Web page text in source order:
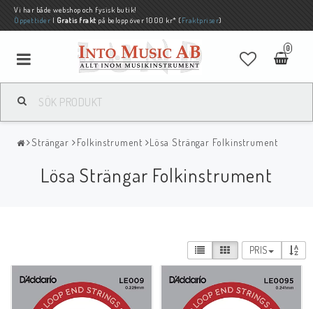
Vi har både webshop och fysisk butik!
Öppettider | Gratis frakt på belopp över 1000 kr* (Fraktpriser)
0
Strängar Folkinstrument Lösa Strängar Folkinstrument
Lösa Strängar Folkinstrument
PRIS